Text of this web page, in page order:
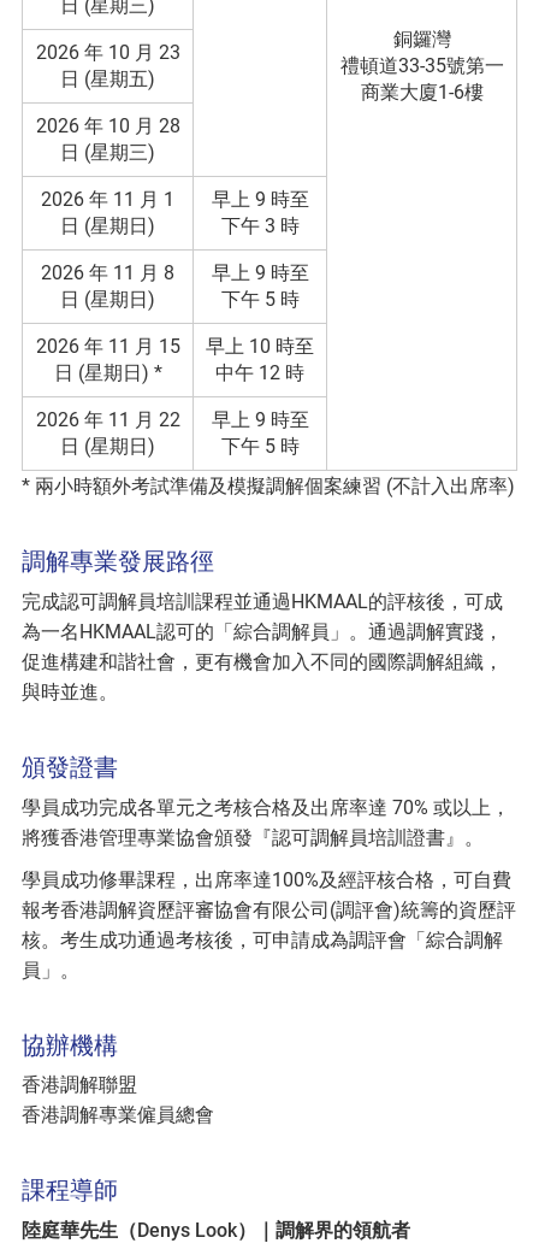
銅鑼灣
禮頓道33-35號第一
商業大廈1-6樓
日 (星期三)
2026 年 10 月 23
日 (星期五)
2026 年 10 月 28
日 (星期三)
2026 年 11 月 1
日 (星期日)
早上 9 時至
下午 3 時
2026 年 11 月 8
日 (星期日)
早上 9 時至
下午 5 時
2026 年 11 月 15
日 (星期日) *
早上 10 時至
中午 12 時
2026 年 11 月 22
日 (星期日)
早上 9 時至
下午 5 時
* 兩小時額外考試準備及模擬調解個案練習 (不計入出席率)
調解專業發展路徑
完成認可調解員培訓課程並通過HKMAAL的評核後，可成
為一名HKMAAL認可的「綜合調解員」。通過調解實踐，
促進構建和諧社會，更有機會加入不同的國際調解組織，
與時並進。
頒發證書
學員成功完成各單元之考核合格及出席率達 70% 或以上，
將獲香港管理專業協會頒發『認可調解員培訓證書』。
學員成功修畢課程，出席率達100%及經評核合格，可自費
報考香港調解資歷評審協會有限公司(調評會)統籌的資歷評
核。考生成功通過考核後，可申請成為調評會「綜合調解
員」。
協辦機構
香港調解聯盟
香港調解專業僱員總會
課程導師
陸庭華先生（Denys Look）｜調解界的領航者